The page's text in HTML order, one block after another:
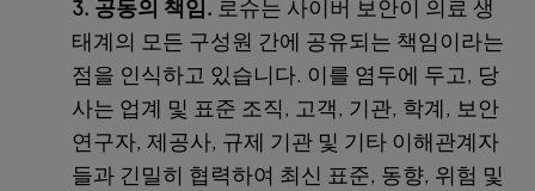
3. 공동의 책임. 로슈는 사이버 보안이 의료 생
태계의 모든 구성원 간에 공유되는 책임이라는
점을 인식하고 있습니다. 이를 염두에 두고, 당
사는 업계 및 표준 조직, 고객, 기관, 학계, 보안
연구자, 제공사, 규제 기관 및 기타 이해관계자
들과 긴밀히 협력하여 최신 표준, 동향, 위험 및